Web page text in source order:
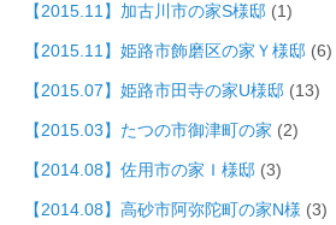
【2015.11】加古川市の家S様邸 (1)
【2015.11】姫路市飾磨区の家Ｙ様邸 (6)
【2015.07】姫路市田寺の家U様邸 (13)
【2015.03】たつの市御津町の家 (2)
【2014.08】佐用市の家Ｉ様邸 (3)
【2014.08】高砂市阿弥陀町の家N様 (3)